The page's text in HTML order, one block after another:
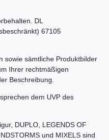
DL
67105
sowie sämtliche Produktbilder
Ihrer rechtmäßigen
Beschreibung.
dem UVP des
DUPLO, LEGENDS OF
und MIXELS sind